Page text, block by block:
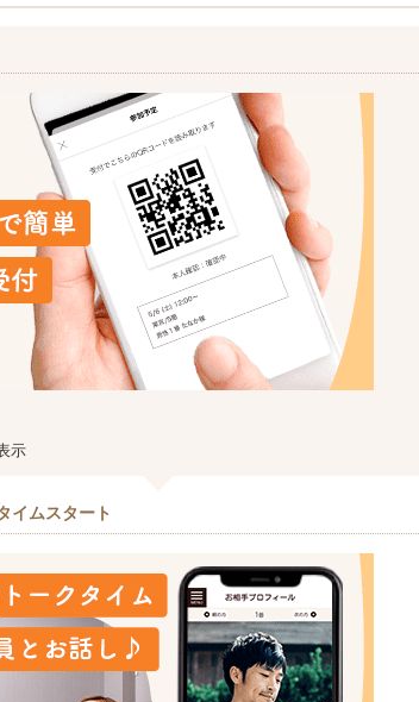
示
イムスタート